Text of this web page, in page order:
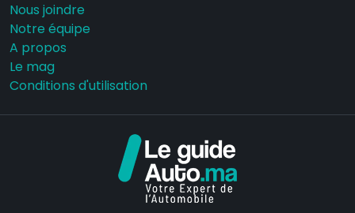
Nous joindre
Notre équipe
A propos
Le mag
Conditions d'utilisation